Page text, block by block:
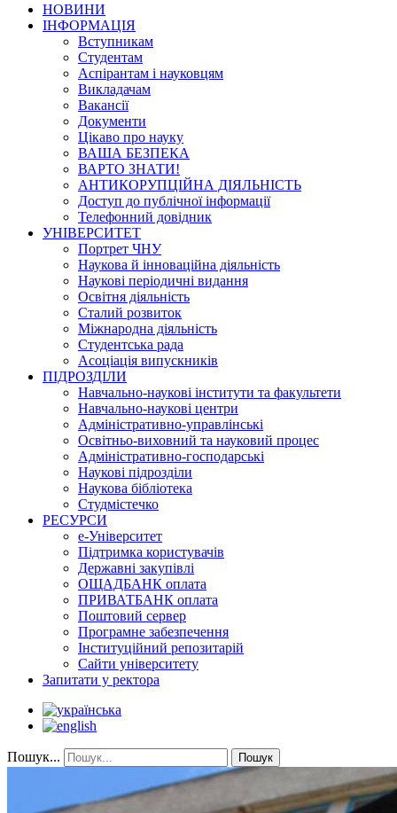
НОВИНИ
ІНФОРМАЦІЯ
Вступникам
Студентам
Аспірантам і науковцям
Викладачам
Вакансії
Документи
Цікаво про науку
ВАША БЕЗПЕКА
ВАРТО ЗНАТИ!
АНТИКОРУПЦІЙНА ДІЯЛЬНІСТЬ
Доступ до публічної інформації
Телефонний довідник
УНІВЕРСИТЕТ
Портрет ЧНУ
Наукова й інноваційна діяльність
Наукові періодичні видання
Освітня діяльність
Сталий розвиток
Міжнародна діяльність
Студентська рада
Асоціація випускників
ПІДРОЗДІЛИ
Навчально-наукові інститути та факультети
Навчально-наукові центри
Адміністративно-управлінські
Освітньо-виховний та науковий процес
Адміністративно-господарські
Наукові підрозділи
Наукова бібліотека
Студмістечко
РЕСУРСИ
е-Університет
Підтримка користувачів
Державні закупівлі
ОЩАДБАНК оплата
ПРИВАТБАНК оплата
Поштовий сервер
Програмне забезпечення
Інституційний репозитарій
Сайти університету
Запитати у ректора
Пошук... Пошук